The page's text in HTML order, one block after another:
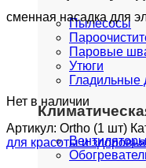
Пылесосы
Паровые
Утюги
Гладильные
сменная насадка для
Нет в наличии
Артикул: Ortho (1 шт)
для красоты и здоровья